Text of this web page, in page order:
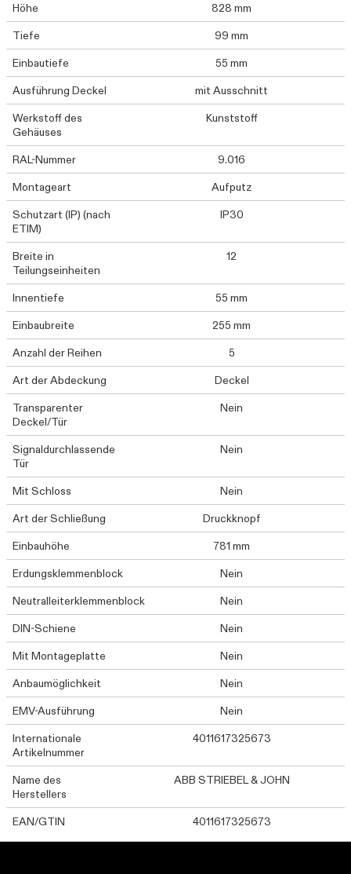
Höhe
828 mm
Tiefe
99 mm
Einbautiefe
55 mm
Ausführung Deckel
mit Ausschnitt
Werkstoff des
Gehäuses
Kunststoff
RAL-Nummer
9.016
Montageart
Aufputz
Schutzart (IP) (nach
ETIM)
IP30
Breite in
Teilungseinheiten
12
Innentiefe
55 mm
Einbaubreite
255 mm
Anzahl der Reihen
5
Art der Abdeckung
Deckel
Transparenter
Deckel/Tür
Nein
Signaldurchlassende
Tür
Nein
Mit Schloss
Nein
Art der Schließung
Druckknopf
Einbauhöhe
781 mm
Erdungsklemmenblock
Nein
Neutralleiterklemmenblock
Nein
DIN-Schiene
Nein
Mit Montageplatte
Nein
Anbaumöglichkeit
Nein
EMV-Ausführung
Nein
Internationale
Artikelnummer
4011617325673
Name des
Herstellers
ABB STRIEBEL & JOHN
EAN/GTIN 4011617325673